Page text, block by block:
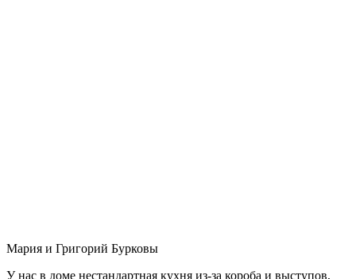
Мария и Григорий Бурковы
У нас в доме нестандартная кухня из-за короба и выступов,